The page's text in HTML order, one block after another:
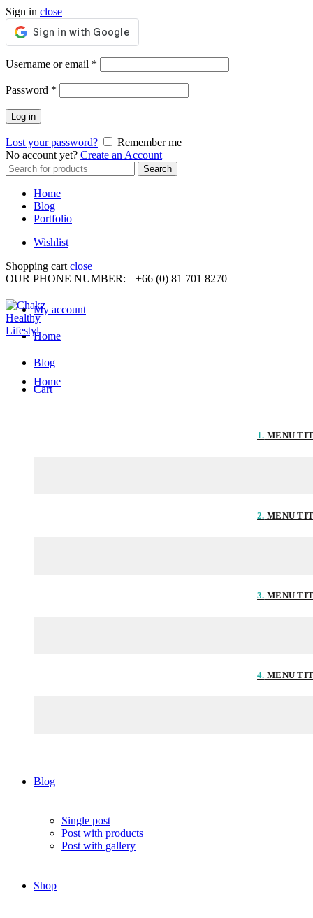
Sign in close
Username or email *
Password *
Log in
Lost your password?
Remember me
No account yet? Create an Account
Search
for:
Search
Home
Blog
Portfolio
Wishlist
Shopping cart close
OUR PHONE NUMBER:
+66 (0) 81 701 8270
My account
Home
Blog
Cart
Home
1. MENU
2. MENU
3. MENU
4. MENU
Blog
Single post
Post with products
Post with gallery
Shop